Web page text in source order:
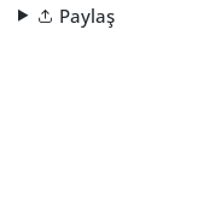
Paylaş